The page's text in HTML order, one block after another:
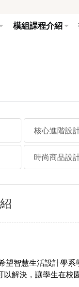
模組課程介紹
核心進階設
時尚商品設
望智慧生活設計學
解決，讓學生在校